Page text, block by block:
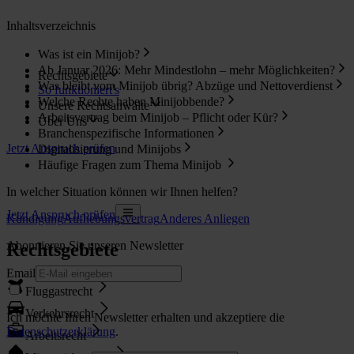
Rechtsgebiete
So funktioniert's
Unsere Rechtsanwälte
Über Uns
Jetzt Anspruch prüfen
Jetzt Anspruch prüfen
Rechtsgebiete
Fluggastrecht
Verkehrsrecht
Arbeitsrecht
Inhaltsverzeichnis
Was ist ein Minijob?
Ab Januar 2026: Mehr Mindestlohn – mehr Möglichkeiten?
Was bleibt vom Minijob übrig? Abzüge und Nettoverdienst
Welche Rechte haben Minijobbende?
Arbeitsvertrag beim Minijob – Pflicht oder Kür?
Branchenspezifische Informationen
Digitalisierung und Minijobs
Häufige Fragen zum Thema Minijob
In welcher Situation können wir Ihnen helfen?
KündigungAufhebungsvertragAnderes Anliegen
Abonnieren Sie unseren Newsletter
Email
Ich möchte Ihren Newsletter erhalten und akzeptiere die
Datenschutzerklärung.